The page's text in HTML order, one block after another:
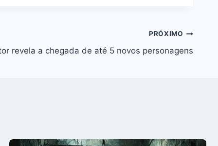
PRÓXIMO
revela a chegada de até 5 novos personagens